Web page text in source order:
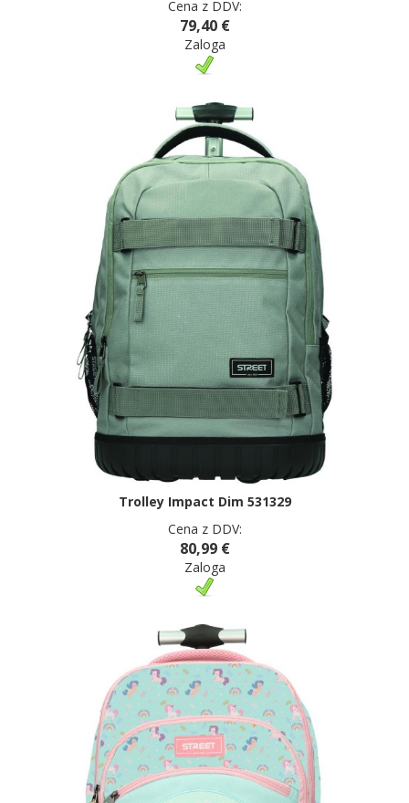
Cena z DDV:
79,40 €
Zaloga
Trolley Impact Dim 531329
Cena z DDV:
80,99 €
Zaloga